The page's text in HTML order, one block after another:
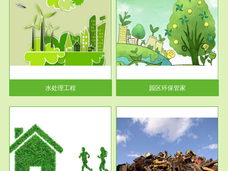
水处理工程
服务范围
园区环保管家
2016 年 4 月，环保部下发《关
于积极发挥环境保护作用促进供
给侧结...
园区环保管家
服务范围
固体危险废物处理